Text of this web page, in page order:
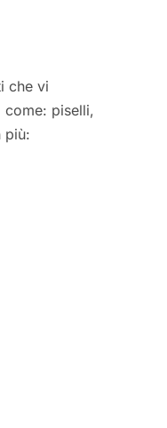
che vi
come: piselli,
più: